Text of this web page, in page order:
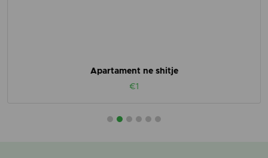
Apartament ne shitje
€1